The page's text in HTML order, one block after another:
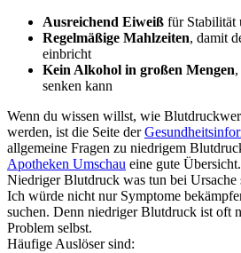
Ausreichend Eiweiß für Stabilität
Regelmäßige Mahlzeiten, damit
einbricht
Kein Alkohol in großen Mengen
senken kann
Wenn du wissen willst, wie
werden, ist die Seite der
allgemeine Fragen zu niedrigem
Apotheken Umschau eine gute Übersicht.
Niedriger Blutdruck was tun bei Ursache
Ich würde nicht nur Symptome
suchen. Denn niedriger Blutdruck ist oft
Problem selbst.
Häufige Auslöser sind: